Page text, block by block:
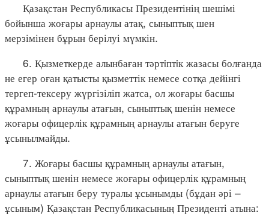
Қазақстан Республикасы Президентінің шешімі
бойынша жоғары арнаулы атақ, сыныптық шен
мерзімінен бұрын берілуі мүмкін.
6. Қызметкерде алынбаған тәртiптiк жазасы болғанда
не егер оған қатысты қызметтік немесе сотқа дейінгі
тергеп-тексеру жүргізіліп жатса, ол жоғары басшы
құрамның арнаулы атағын, сыныптық шенін немесе
жоғары офицерлік құрамның арнаулы атағын беруге
ұсынылмайды.
7. Жоғары басшы құрамның арнаулы атағын,
сыныптық шенін немесе жоғары офицерлік құрамның
арнаулы атағын беру туралы ұсынымды (бұдан әрі –
ұсыным) Қазақстан Республикасының Президенті атына: